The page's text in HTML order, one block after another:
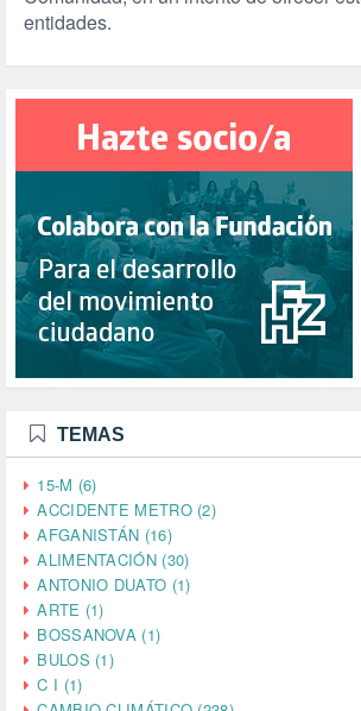
entidades.
TEMAS
15-M (6)
ACCIDENTE METRO (2)
AFGANISTÁN (16)
ALIMENTACIÓN (30)
ANTONIO DUATO (1)
ARTE (1)
BOSSANOVA (1)
BULOS (1)
C I (1)